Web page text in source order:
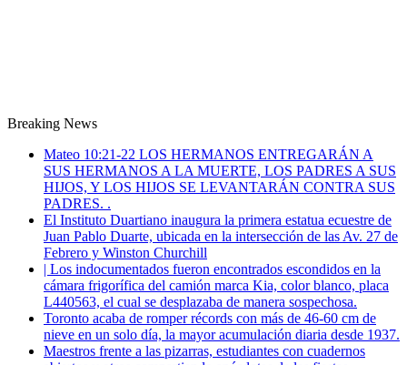
Breaking News
Mateo 10:21-22 LOS HERMANOS ENTREGARÁN A
SUS HERMANOS A LA MUERTE, LOS PADRES A SUS
HIJOS, Y LOS HIJOS SE LEVANTARÁN CONTRA SUS
PADRES. .
El Instituto Duartiano inaugura la primera estatua ecuestre de
Juan Pablo Duarte, ubicada en la intersección de las Av. 27 de
Febrero y Winston Churchill
| Los indocumentados fueron encontrados escondidos en la
cámara frigorífica del camión marca Kia, color blanco, placa
L440563, el cual se desplazaba de manera sospechosa.
Toronto acaba de romper récords con más de 46-60 cm de
nieve en un solo día, la mayor acumulación diaria desde 1937.
Maestros frente a las pizarras, estudiantes con cuadernos